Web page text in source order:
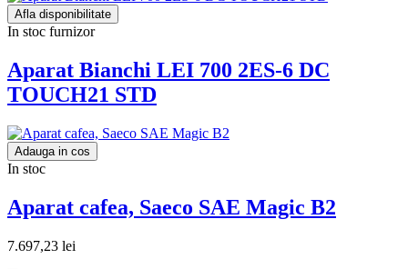
Afla disponibilitate
In stoc furnizor
Aparat Bianchi LEI 700 2ES-6 DC
TOUCH21 STD
Adauga in cos
In stoc
Aparat cafea, Saeco SAE Magic B2
7.697,23 lei